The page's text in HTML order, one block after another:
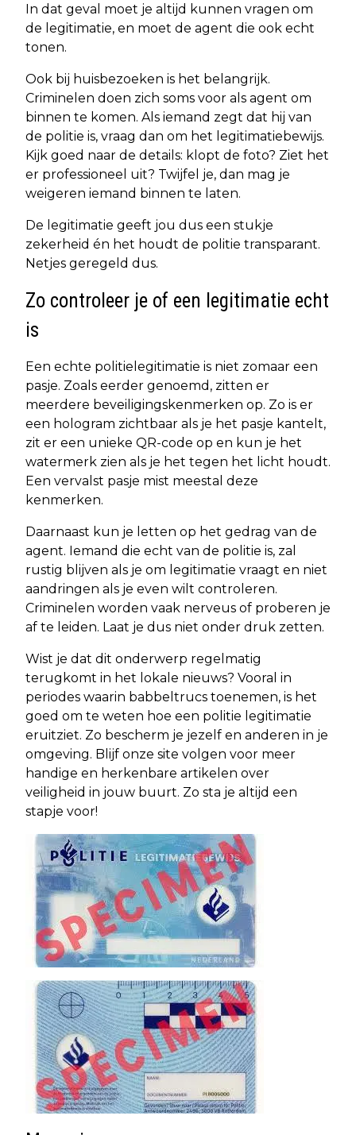
In dat geval moet je altijd kunnen vragen om
de legitimatie, en moet de agent die ook echt
tonen.
Ook bij huisbezoeken is het belangrijk.
Criminelen doen zich soms voor als agent om
binnen te komen. Als iemand zegt dat hij van
de politie is, vraag dan om het legitimatiebewijs.
Kijk goed naar de details: klopt de foto? Ziet het
er professioneel uit? Twijfel je, dan mag je
weigeren iemand binnen te laten.
De legitimatie geeft jou dus een stukje
zekerheid én het houdt de politie transparant.
Netjes geregeld dus.
Zo controleer je of een legitimatie echt
is
Een echte politielegitimatie is niet zomaar een
pasje. Zoals eerder genoemd, zitten er
meerdere beveiligingskenmerken op. Zo is er
een hologram zichtbaar als je het pasje kantelt,
zit er een unieke QR-code op en kun je het
watermerk zien als je het tegen het licht houdt.
Een vervalst pasje mist meestal deze
kenmerken.
Daarnaast kun je letten op het gedrag van de
agent. Iemand die echt van de politie is, zal
rustig blijven als je om legitimatie vraagt en niet
aandringen als je even wilt controleren.
Criminelen worden vaak nerveus of proberen je
af te leiden. Laat je dus niet onder druk zetten.
Wist je dat dit onderwerp regelmatig
terugkomt in het lokale nieuws? Vooral in
periodes waarin babbeltrucs toenemen, is het
goed om te weten hoe een politie legitimatie
eruitziet. Zo bescherm je jezelf en anderen in je
omgeving. Blijf onze site volgen voor meer
handige en herkenbare artikelen over
veiligheid in jouw buurt. Zo sta je altijd een
stapje voor!